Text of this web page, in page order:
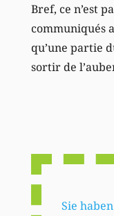
Bref, ce n’est
communiqués
qu’une partie
sortir de
Sie